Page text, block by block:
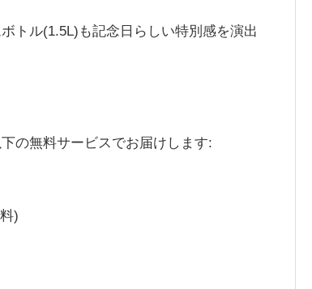
トル(1.5L)も記念日らしい特別感を演出
の無料サービスでお届けします:
)